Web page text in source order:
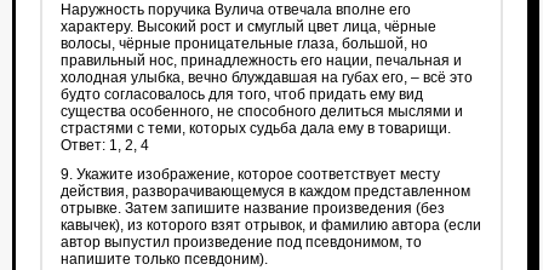
Наружность поручика Вулича отвечала вполне его
характеру. Высокий рост и смуглый цвет лица, чёрные
волосы, чёрные проницательные глаза, большой, но
правильный нос, принадлежность его нации, печальная и
холодная улыбка, вечно блуждавшая на губах его, – всё это
будто согласовалось для того, чтоб придать ему вид
существа особенного, не способного делиться мыслями и
страстями с теми, которых судьба дала ему в товарищи.
Ответ: 1, 2, 4
9. Укажите изображение, которое соответствует месту
действия, разворачивающемуся в каждом представленном
отрывке. Затем запишите название произведения (без
кавычек), из которого взят отрывок, и фамилию автора (если
автор выпустил произведение под псевдонимом, то
напишите только псевдоним).